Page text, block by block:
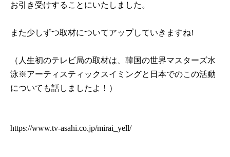
お引き受けすることにいたしました。
また少しずつ取材についてアップしていきますね!
（人生初のテレビ局の取材は、韓国の世界マスターズ水
泳※アーティスティックスイミングと日本でのこの活動
についても話しましたよ！）
https://www.tv-asahi.co.jp/mirai_yell/